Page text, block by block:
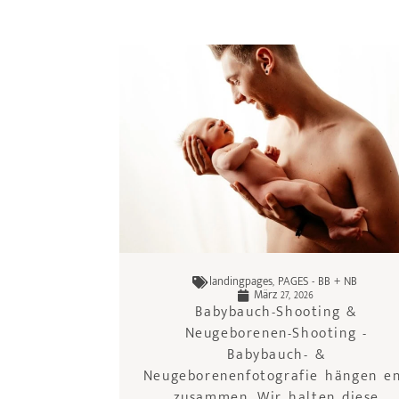
landingpages, PAGES - BB + NB
März 27, 2026
Babybauch-Shooting &
Neugeborenen-Shooting -
Babybauch- &
Neugeborenenfotografie hängen